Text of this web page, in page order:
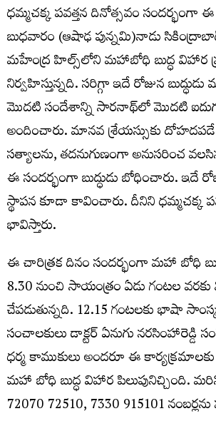
ధమ్మచక్క పవత్తన దినోత్సవం సందర్భంగా
బుధవారం (ఆషాఢ పున్నమి)నాడు
మహేంద్ర హిల్స్‌లోని మహాబోధి బుద్ధ విహార
నిర్వహిస్తున్నది. సరిగ్గా ఇదే రోజున
మొదటి సందేశాన్ని సారనాథ్‌లో మొదటి
అందించారు. మానవ శ్రేయస్సుకు
సత్యాలను, తదనుగుణంగా అనుసరించ
ఈ సందర్భంగా బుద్ధుడు బోధించారు. ఇదే
స్థాపన కూడా కావించారు. దీనిని ధమ్మచక్క
భావిస్తారు.
ఈ చారిత్రక దినం సందర్భంగా మహా బోధి
8.30 నుంచి సాయంత్రం ఏడు గంటల
చేపడుతున్నది. 12.15 గంటలకు భాషా
సంచాలకులు డాక్టర్ ఏనుగు నరసింహారెడ్డి
ధర్మ కాముకులు అందరూ ఈ
మహా బోధి బుద్ధ విహార పిలుపునిచ్చింది.
72070 72510‬‬‬‬, ‪‪‪7330 915101